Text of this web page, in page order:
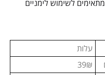
לשימוש לימניים
עלות
39₪